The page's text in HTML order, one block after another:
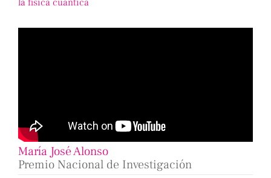
la física cuántica
María José Alonso
Premio Nacional de Investigación